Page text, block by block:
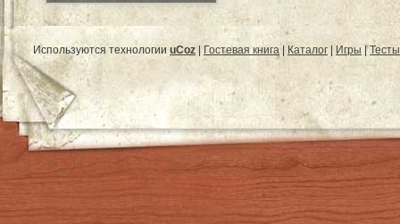
Используются технологии uCoz Гостевая книга| Каталог Игры |Тесты